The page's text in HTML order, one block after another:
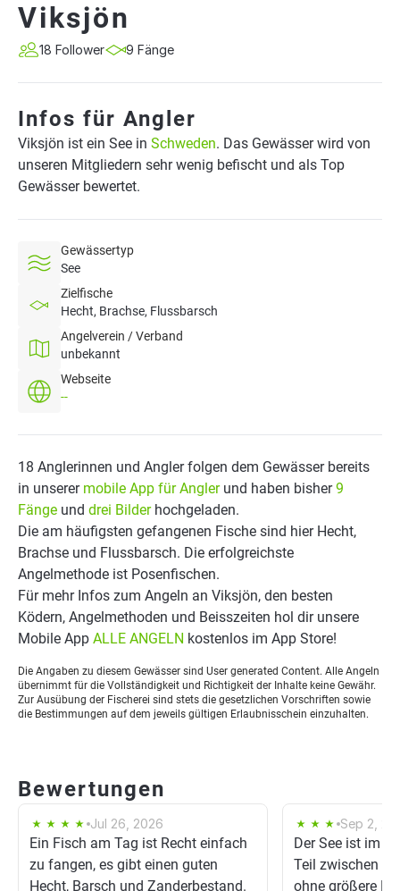
Viksjön
18 Follower 9 Fänge
Infos für Angler
Viksjön ist ein See in Schweden. Das Gewässer wird von
unseren Mitgliedern sehr wenig befischt und als Top
Gewässer bewertet.
Gewässertyp
See
Zielfische
Hecht, Brachse, Flussbarsch
Angelverein / Verband
unbekannt
Webseite
--
18 Anglerinnen und Angler folgen dem Gewässer bereits
in unserer mobile App für Anglerund haben bisher9
Fänge und drei Bilderhochgeladen.
Die am häufigsten gefangenen Fische sind hier Hecht,
Brachse und Flussbarsch. Die erfolgreichste
Angelmethode ist Posenfischen.
Für mehr Infos zum Angeln an Viksjön, den besten
Ködern, Angelmethoden und Beisszeiten hol dir unsere
Mobile App ALLE ANGELN kostenlos im App Store!
Die Angaben zu diesem Gewässer sind User generated Content. Alle Angeln
übernimmt für die Vollständigkeit und Richtigkeit der Inhalte keine Gewähr.
Zur Ausübung der Fischerei sind stets die gesetzlichen Vorschriften sowie
die Bestimmungen auf dem jeweils gültigen Erlaubnisschein einzuhalten.
Bewertungen
Jul 26, 2026
Ein Fisch am Tag ist Recht einfach
zu fangen, es gibt einen guten
Hecht, Barsch und Zanderbestand.
Sep 2,
Der See ist im
Teil zwischen 2
ohne größere